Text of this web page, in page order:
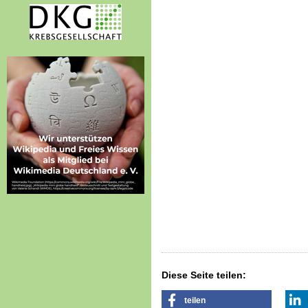
Diese Seite teilen:
teilen